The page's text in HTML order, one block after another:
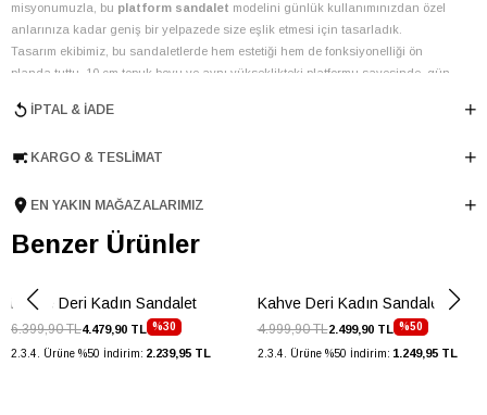
misyonumuzla, bu platform sandalet modelini günlük kullanımınızdan özel
anlarınıza kadar geniş bir yelpazede size eşlik etmesi için tasarladık.
Tasarım ekibimiz, bu sandaletlerde hem estetiği hem de fonksiyonelliği ön
planda tuttu. 10 cm topuk boyu ve aynı yükseklikteki platformu sayesinde, gün
kayışı, altın renkli detayıyla şıklığı tamamlarken, ayak bileğinize mükemmel
çekici bir hava katarken, iç astar ve mostra malzemesi olarak kullanılan hakiki
Türkiye menşeli bu özel tasarım, Elle'nin kalite ve el işçiliği geleneğini yansıtır.
seçimdir. Gardırobunuzdaki yazlık elbiselerinizle, şortlarınızla veya eteklerinizle
vazgeçilmezi olmaya aday. Doğal dokusu ve sıcak kahve tonuyla, hem şehirde
hem de sahil kasabalarında zahmetsiz bir şıklık sunar. Elle Shoes kalitesiyle
üretilen bu sandaletler, uzun ömürlü kullanım vadederek stilinizi yıllarca
tamamlayacaktır.
İPTAL & İADE
KARGO & TESLIMAT
EN YAKIN MAĞAZALARIMIZ
Benzer Ürünler
Kahve Deri Kadın Sandalet
%30
4.479,90 TL
6.399,90 TL
2.3.4. Ürüne %50 İndirim: 2.239,95 TL
Kahve Deri Kadın Sandalet
%50
2.499,90 TL
4.999,90 TL
2.3.4. Ürüne %50 İndirim: 1.249,95 TL